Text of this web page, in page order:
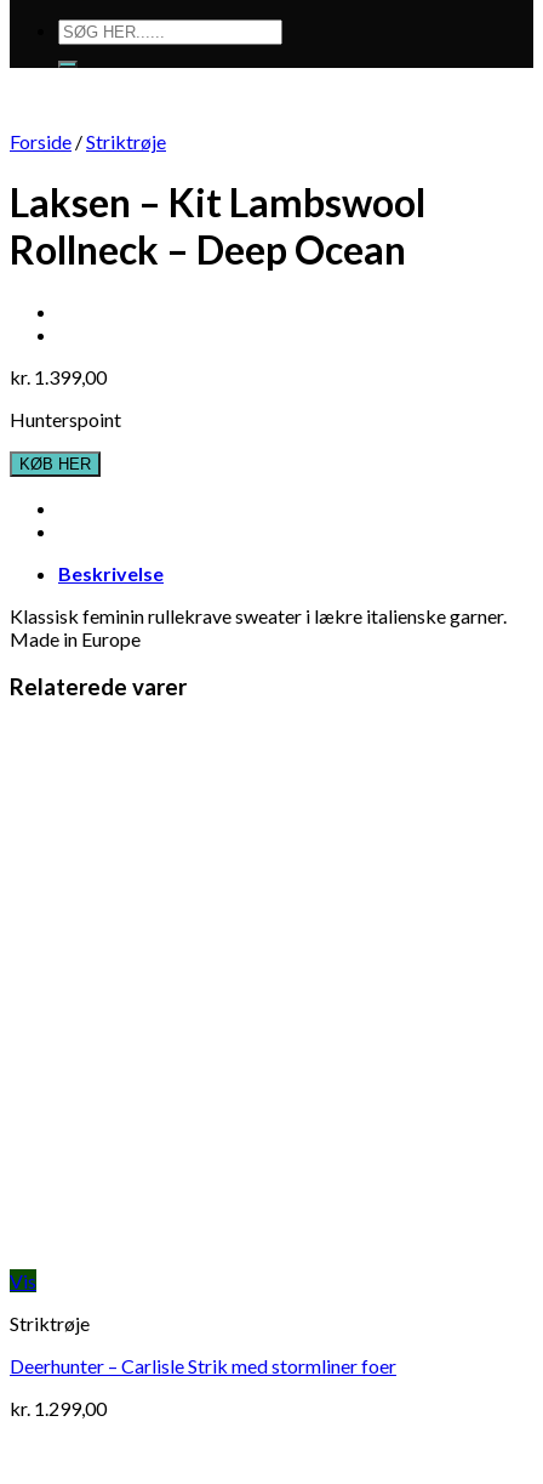
Søg
efter:
Forside /Striktrøje
Laksen – Kit Lambswool
Rollneck – Deep Ocean
kr. 1.399,00
Hunterspoint
KØB HER
Beskrivelse
Klassisk feminin rullekrave sweater i lækre italienske garner.
Made in Europe
Relaterede varer
Vis
Striktrøje
Deerhunter – Carlisle Strik med stormliner foer
kr. 1.299,00